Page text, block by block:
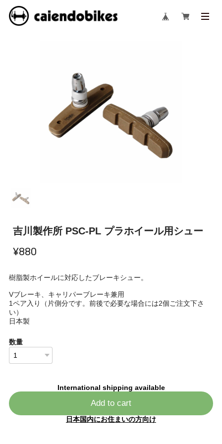
吉川製作所 PSC-PL プラホイール用シュー
¥880
樹脂製ホイールに対応したブレーキシュー。
Vブレーキ、キャリパーブレーキ兼用
1ペア入り（片側分です。前後で必要な場合には2個ご注文下さ
い）
日本製
数量
International shipping available
Add to cart
日本国内にお住まいの方向け